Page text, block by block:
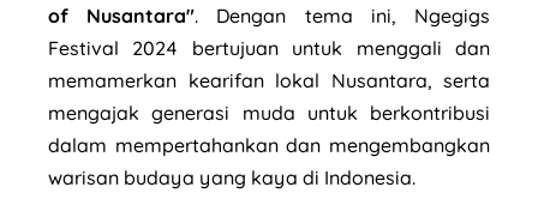
of Nusantara". Dengan tema ini, Ngegigs
Festival 2024 bertujuan untuk menggali dan
memamerkan kearifan lokal Nusantara, serta
mengajak generasi muda untuk berkontribusi
dalam mempertahankan dan mengembangkan
warisan budaya yang kaya di Indonesia.